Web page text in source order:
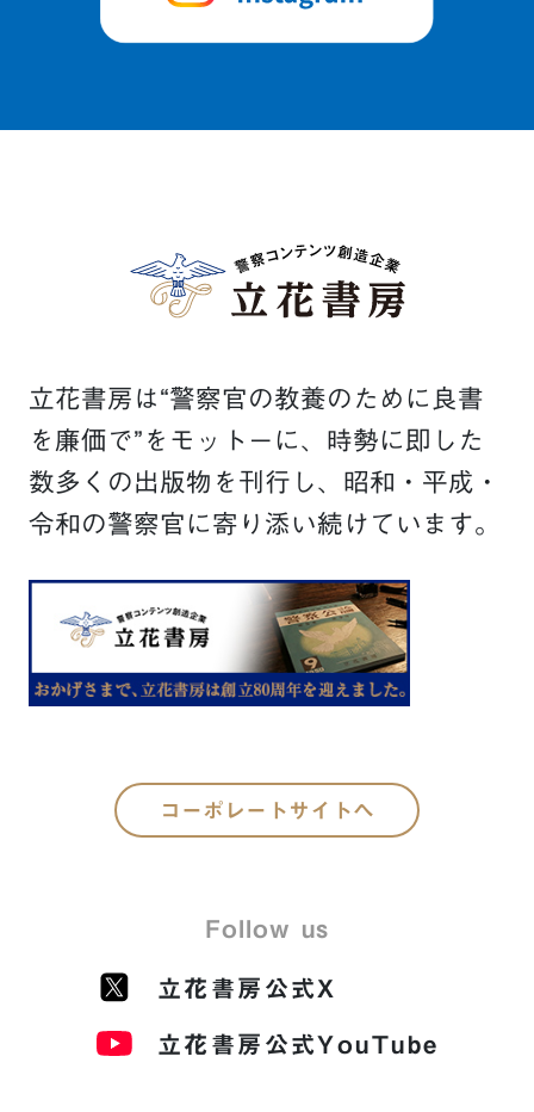
立花書房は“警察官の教養のために良書
を廉価で”をモットーに、時勢に即した
数多くの出版物を刊行し、昭和・平成・
令和の警察官に寄り添い続けています。
コーポレートサイトへ
Follow us
立花書房公式X
立花書房公式YouTube